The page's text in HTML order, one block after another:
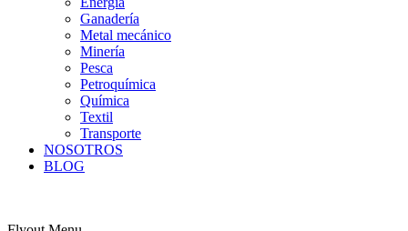
Ganadería
Metal mecánico
Minería
Pesca
Petroquímica
Química
Textil
Transporte
NOSOTROS
BLOG